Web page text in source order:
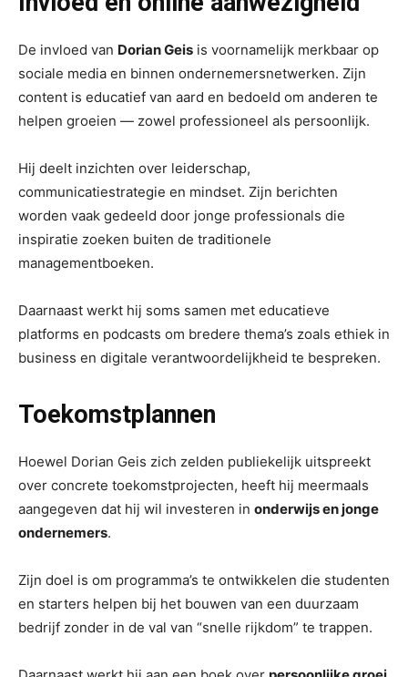
De invloed van Dorian Geis is voornamelijk merkbaar op
sociale media en binnen ondernemersnetwerken. Zijn
content is educatief van aard en bedoeld om anderen te
helpen groeien — zowel professioneel als persoonlijk.
Hij deelt inzichten over leiderschap,
communicatiestrategie en mindset. Zijn berichten
worden vaak gedeeld door jonge professionals die
inspiratie zoeken buiten de traditionele
managementboeken.
Daarnaast werkt hij soms samen met educatieve
platforms en podcasts om bredere thema’s zoals ethiek in
business en digitale verantwoordelijkheid te bespreken.
Toekomstplannen
Hoewel Dorian Geis zich zelden publiekelijk uitspreekt
over concrete toekomstprojecten, heeft hij meermaals
aangegeven dat hij wil investeren in onderwijs en jonge
ondernemers.
Zijn doel is om programma’s te ontwikkelen die studenten
en starters helpen bij het bouwen van een duurzaam
bedrijf zonder in de val van “snelle rijkdom” te trappen.